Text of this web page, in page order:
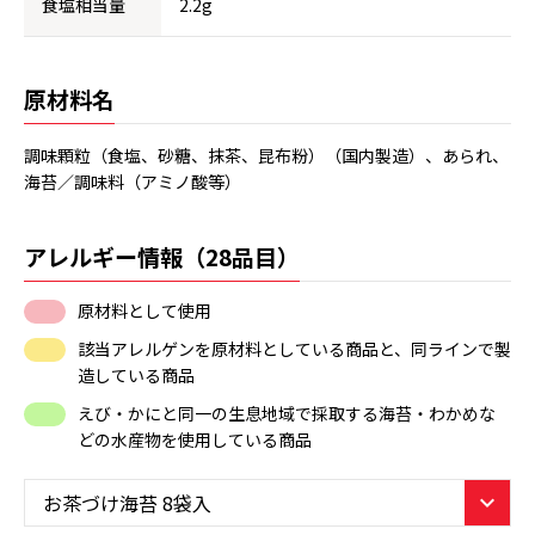
食塩相当量 2.2g
原材料名
調味顆粒（食塩、砂糖、抹茶、昆布粉）（国内製造）、あられ、
海苔／調味料（アミノ酸等）
アレルギー情報（28品目）
原材料として使用
該当アレルゲンを原材料としている商品と、同ラインで製
造している商品
えび・かにと同一の生息地域で採取する海苔・わかめな
どの水産物を使用している商品